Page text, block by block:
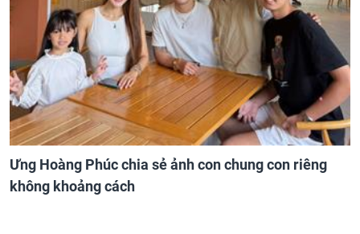
Ưng Hoàng Phúc chia sẻ ảnh con chung con riêng
không khoảng cách